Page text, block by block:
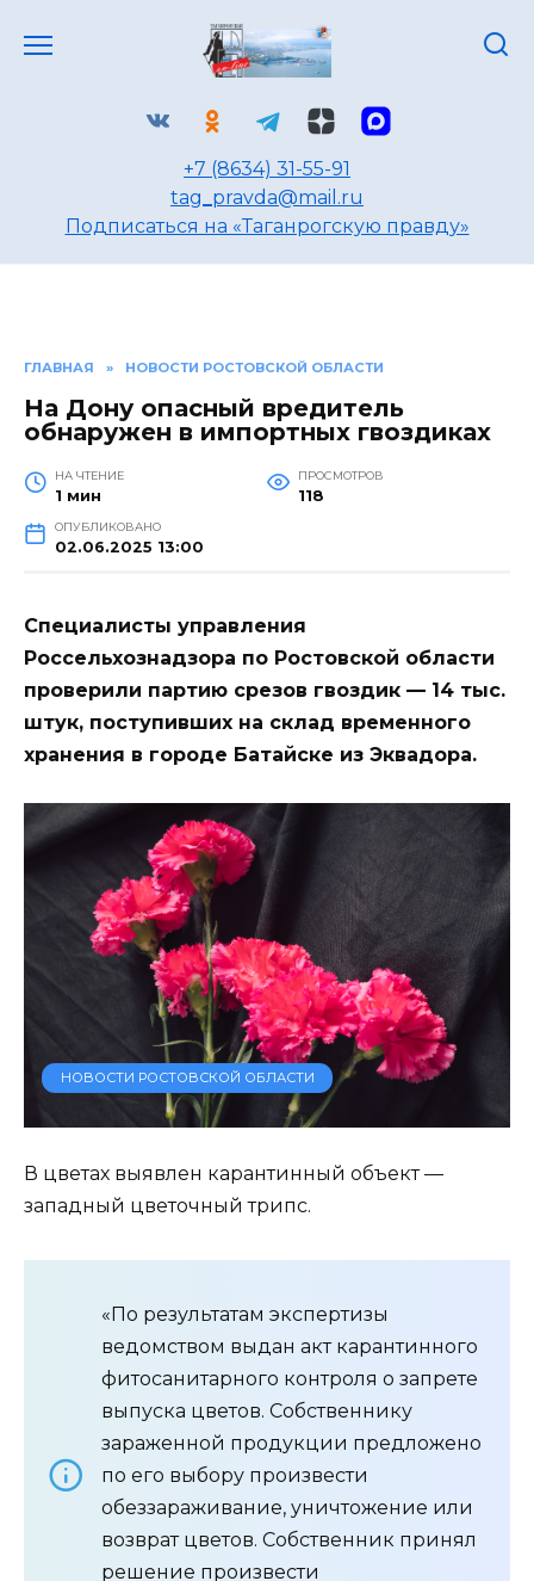
+7 (8634) 31-55-91
tag_pravda@mail.ru
Подписаться на «Таганрогскую правду»
ГЛАВНАЯ » НОВОСТИ РОСТОВСКОЙ ОБЛАСТИ
На Дону опасный вредитель
обнаружен в импортных гвоздиках
НА ЧТЕНИЕ
1 мин
ПРОСМОТРОВ
118
ОПУБЛИКОВАНО
02.06.2025 13:00
Специалисты управления
Россельхознадзора по Ростовской области
проверили партию срезов гвоздик — 14 тыс.
штук, поступивших на склад временного
хранения в городе Батайске из Эквадора.
НОВОСТИ РОСТОВСКОЙ ОБЛАСТИ
В цветах выявлен карантинный объект —
западный цветочный трипс.
«По результатам экспертизы
ведомством выдан акт карантинного
фитосанитарного контроля о запрете
выпуска цветов. Собственнику
зараженной продукции предложено
по его выбору произвести
обеззараживание, уничтожение или
возврат цветов. Собственник принял
решение произвести